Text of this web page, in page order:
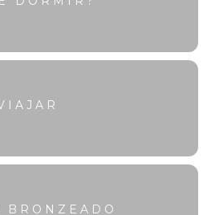
BRONZEADO